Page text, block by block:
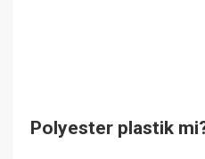
Polyester plastik